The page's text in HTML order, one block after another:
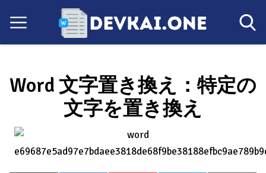
Word 文字置き換え：特定の
文字を置き換え